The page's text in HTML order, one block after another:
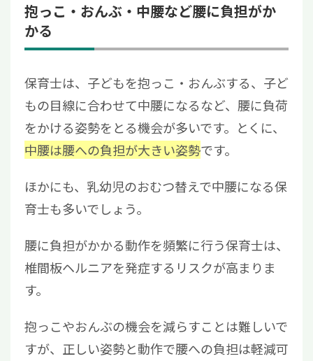
抱っこ・おんぶ・中腰など腰に負担がか
かる
保育士は、子どもを抱っこ・おんぶする、子ど
もの目線に合わせて中腰になるなど、腰に負荷
をかける姿勢をとる機会が多いです。とくに、
中腰は腰への負担が大きい姿勢です。
ほかにも、乳幼児のおむつ替えで中腰になる保
育士も多いでしょう。
腰に負担がかかる動作を頻繁に行う保育士は、
椎間板ヘルニアを発症するリスクが高まりま
す。
抱っこやおんぶの機会を減らすことは難しいで
すが、正しい姿勢と動作で腰への負担は軽減可